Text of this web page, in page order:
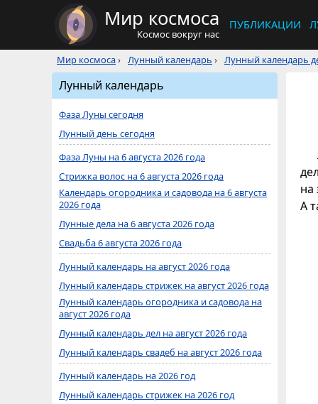
Мир космоса
Космос вокруг нас
ПУБЛИКАЦИИ
Мир космоса› Лунный календарь › Лунный календарь
на
А
Лунный календарь
Фаза Луны сегодня
Лунный день сегодня
Фаза Луны на 6 августа 2026 года
Стрижка волос на 6 августа 2026 года
Календарь огородника и садовода на 6 августа
2026 года
Лунные дела на 6 августа 2026 года
Свадьба 6 августа 2026 года
Лунный календарь на август 2026 года
Лунный календарь стрижек на август 2026 года
Лунный календарь огородника и садовода на
август 2026 года
Лунный календарь дел на август 2026 года
Лунный календарь свадеб на август 2026 года
Лунный календарь на 2026 год
Лунный календарь стрижек на 2026 год